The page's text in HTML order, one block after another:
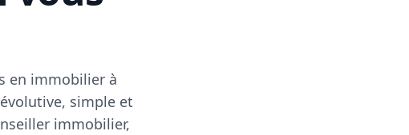
en immobilier à
simple et
immobilier,